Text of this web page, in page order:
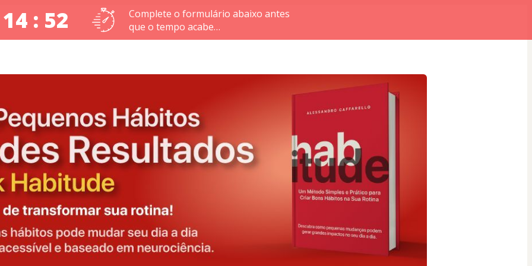
: 51
Complete o formulário abaixo antes
que o tempo acabe…